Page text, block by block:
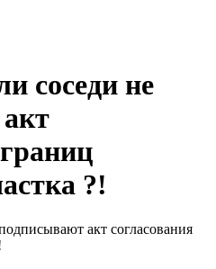
соседи не
?!